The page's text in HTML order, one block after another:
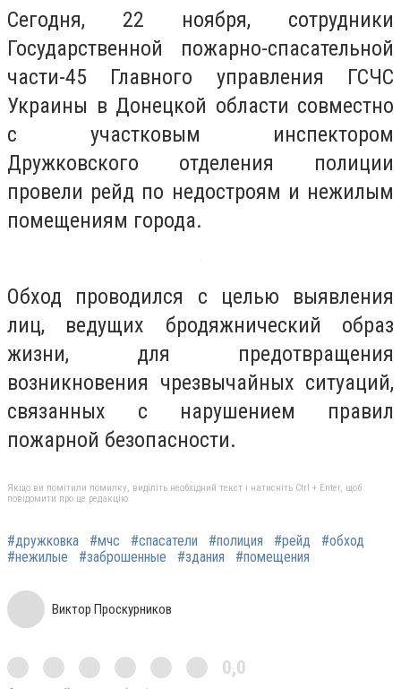
Сегодня, 22 ноября, сотрудники
Государственной пожарно-спасательной
части-45 Главного управления ГСЧС
Украины в Донецкой области совместно
с участковым инспектором
Дружковского отделения полиции
провели рейд по недостроям и нежилым
помещениям города.
Обход проводился с целью выявления
лиц, ведущих бродяжнический образ
жизни, для предотвращения
возникновения чрезвычайных ситуаций,
связанных с нарушением правил
пожарной безопасности.
Якщо ви помітили помилку, виділіть необхідний текст і натисніть Ctrl + Enter, щоб
повідомити про це редакцію
#дружковка #мчс #спасатели #полиция #рейд
#обход
#нежилые
#заброшенные #здания #помещения
Виктор Проскурников
0,0